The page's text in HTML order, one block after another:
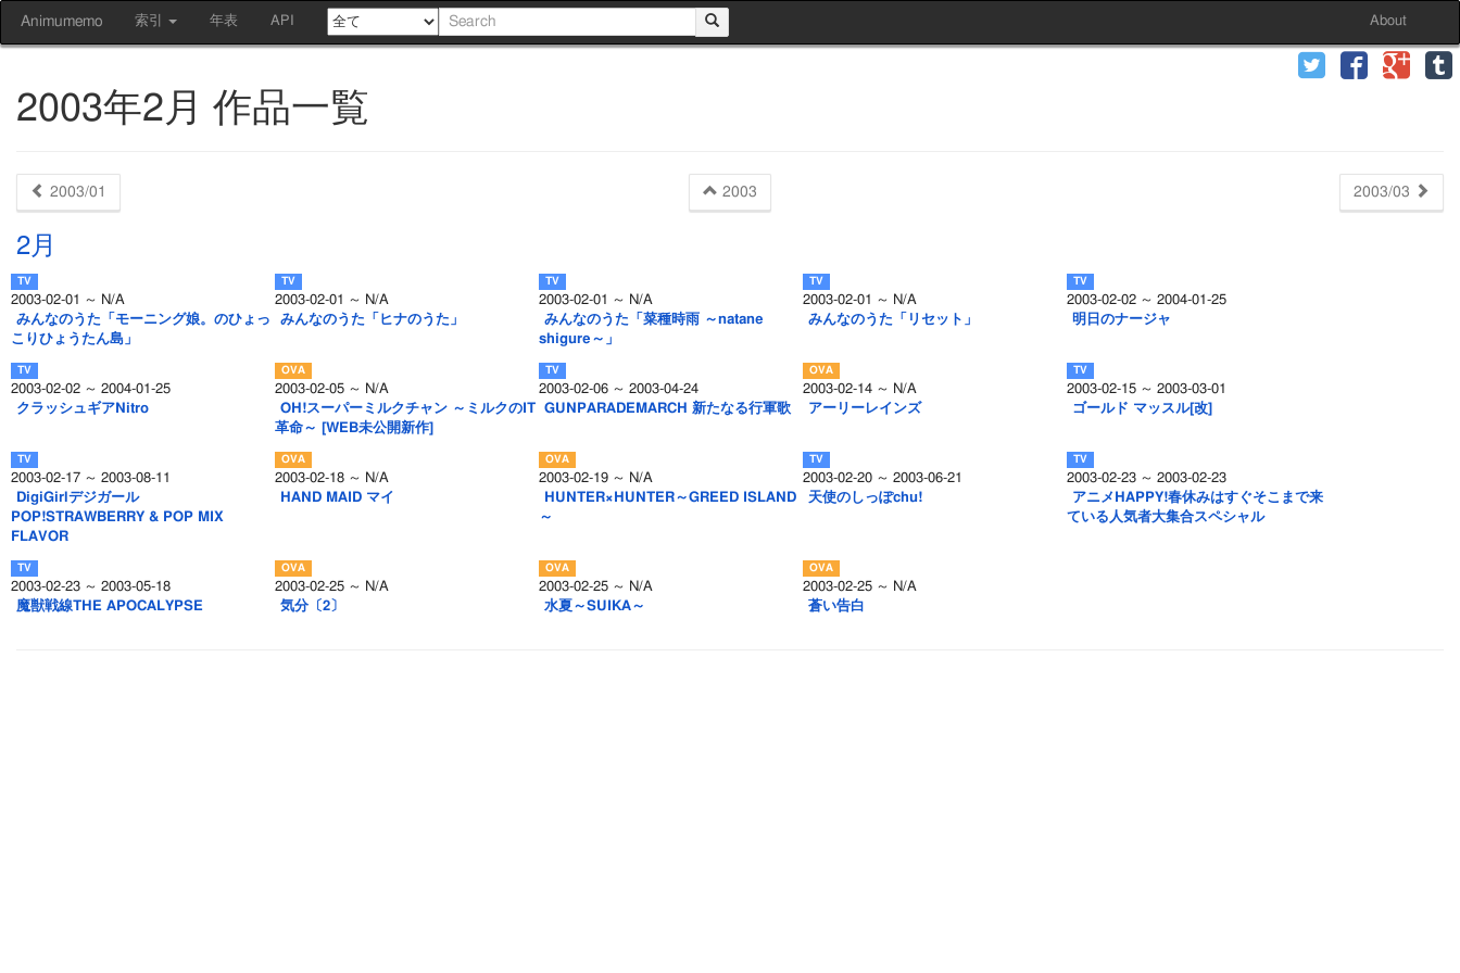
Animumemo 索引 年表 API About
2003年2月 作品一覧
2003/01 2003 2003/03
2月
2003-02-01 ～ N/A
みんなのうた「モーニング娘。のひょっ
こりひょうたん島」
2003-02-01 ～ N/A
みんなのうた「ヒナのうた」
2003-02-01 ～ N/A
みんなのうた「菜種時雨 ～natane
shigure～」
2003-02-01 ～ N/A
みんなのうた「リセット」
2003-02-02 ～ 2004-01-25
明日のナージャ
2003-02-02 ～ 2004-01-25
クラッシュギアNitro
2003-02-05 ～ N/A
OH!スーパーミルクチャン ～ミルクのIT
革命～ [WEB未公開新作]
2003-02-06 ～ 2003-04-24
GUNPARADEMARCH 新たなる行軍歌
2003-02-14 ～ N/A
アーリーレインズ
2003-02-15 ～ 2003-03-01
ゴールド マッスル[改]
2003-02-17 ～ 2003-08-11
DigiGirlデジガール
POP!STRAWBERRY & POP MIX
FLAVOR
2003-02-18 ～ N/A
HAND MAID マイ
2003-02-19 ～ N/A
HUNTER×HUNTER～GREED ISLAND
～
2003-02-20 ～ 2003-06-21
天使のしっぽchu!
2003-02-23 ～ 2003-02-23
アニメHAPPY!春休みはすぐそこまで来
ている人気者大集合スペシャル
2003-02-23 ～ 2003-05-18
魔獣戦線THE APOCALYPSE
2003-02-25 ～ N/A
気分〔2〕
2003-02-25 ～ N/A
水夏～SUIKA～
2003-02-25 ～ N/A
蒼い告白